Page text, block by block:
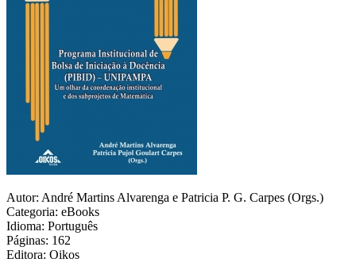
Autor: André Martins Alvarenga e Patricia P. G. Carpes (Orgs.)
Categoria: eBooks
Idioma: Português
Páginas: 162
Editora: Oikos